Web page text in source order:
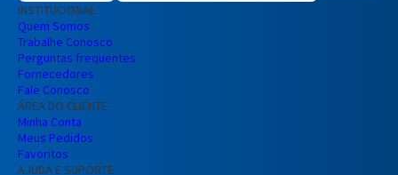
INSTITUCIONAL
Quem Somos
Trabalhe Conosco
Perguntas frequentes
Fornecedores
Fale Conosco
ÁREA DO CLIENTE
Minha Conta
Meus Pedidos
Favoritos
AJUDA E SUPORTE